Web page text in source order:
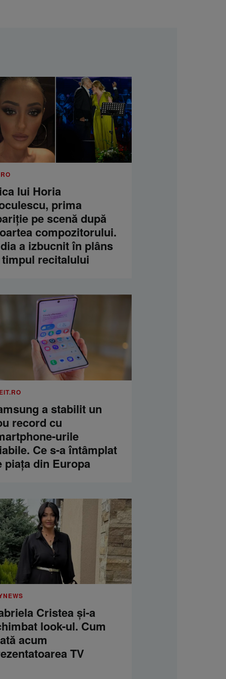
lui Horia
prima
pe scenă după
compozitorului.
a izbucnit în plâns
recitalului
a stabilit un
record cu
urile
Ce s-a întâmplat
piața din Europa
Cristea și-a
look-ul. Cum
acum
TV